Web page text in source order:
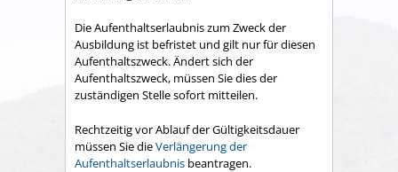
Die Aufenthaltserlaubnis zum Zweck der
Ausbildung ist befristet und gilt nur für diesen
Aufenthaltszweck.Ändert sich der
Aufenthaltszweck, müssen Sie dies der
zuständigen Stelle sofort mitteilen.
Rechtzeitig vor Ablauf der Gültigkeitsdauer
müssen Sie dieVerlängerung der
Aufenthaltserlaubnis beantragen.